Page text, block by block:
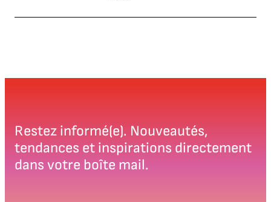
Restez informé(e). Nouveautés,
tendances et inspirations directement
dans votre boîte mail.